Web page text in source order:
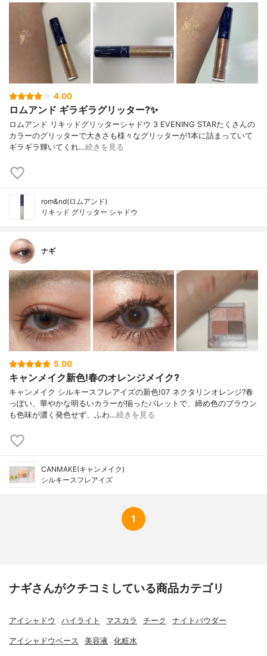
4.00
ロムアンド ギラギラグリッター?✨
ロムアンド リキッドグリッターシャドウ 3 EVENING STARたくさんの
カラーのグリッターで大きさも様々なグリッターが1本に詰まっていて
ギラギラ輝いてくれ…続きを見る
rom&nd(ロムアンド)
リキッド グリッター シャドウ
ナギ
5.00
キャンメイク新色!春のオレンジメイク?
キャンメイク シルキースフレアイズの新色!07 ネクタリンオレンジ?春
っぽい、華やかな明るいカラーが揃ったパレットで、締め色のブラウン
も色味が濃く発色せず、ふわ…続きを見る
CANMAKE(キャンメイク)
シルキースフレアイズ
1
ナギさんがクチコミしている商品カテゴリ
アイシャドウ ハイライト マスカラ チーク ナイトパウダー
アイシャドウベース 美容液 化粧水